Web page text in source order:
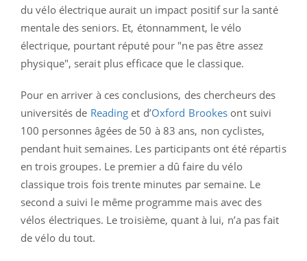
du vélo électrique aurait un impact positif sur la santé
mentale des seniors. Et, étonnamment, le vélo
électrique, pourtant réputé pour "ne pas être assez
physique", serait plus efficace que le classique.
Pour en arriver à ces conclusions, des chercheurs des
universités de Reading et d’Oxford Brookes ont suivi
100 personnes âgées de 50 à 83 ans, non cyclistes,
pendant huit semaines. Les participants ont été répartis
en trois groupes. Le premier a dû faire du vélo
classique trois fois trente minutes par semaine. Le
second a suivi le même programme mais avec des
vélos électriques. Le troisième, quant à lui, n’a pas fait
de vélo du tout.